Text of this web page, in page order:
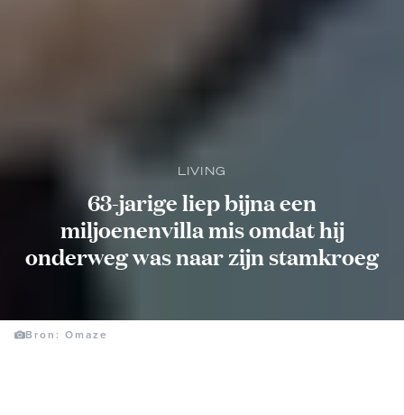
LIVING
63-jarige liep bijna een
miljoenenvilla mis omdat hij
onderweg was naar zijn stamkroeg
Bron: Omaze